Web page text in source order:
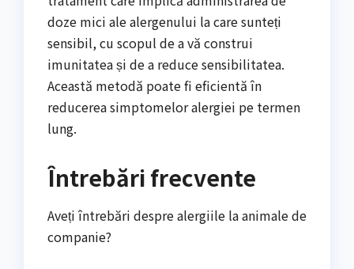
doze mici ale alergenului la care sunteți
sensibil, cu scopul de a vă construi
imunitatea și de a reduce sensibilitatea.
Această metodă poate fi eficientă în
reducerea simptomelor alergiei pe termen
lung.
Întrebări frecvente
Aveți întrebări despre alergiile la animale de
companie?